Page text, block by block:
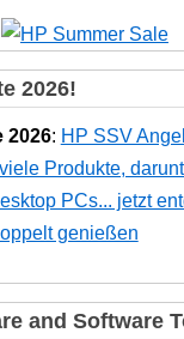
2026!
2026: HP SSV
Produkte,
PCs... jetzt
genießen
and Software